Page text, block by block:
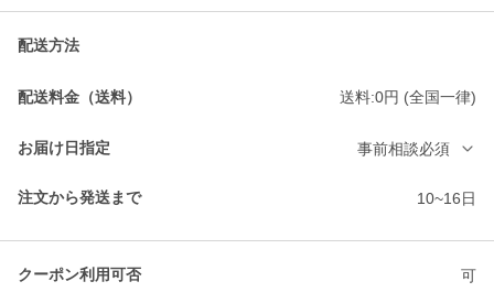
配送方法
配送料金（送料） 送料:0円 (全国一律)
お届け日指定 事前相談必須
注文から発送まで 10~16日
クーポン利用可否 可